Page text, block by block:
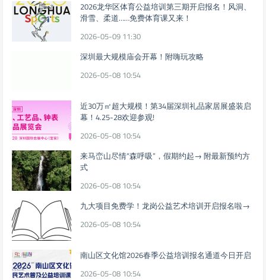
2026龙华区体育公益培训第三期开启报名！风洞、
滑雪、柔道……免费体育课又来！
2026-05-09 11:30
深圳最大规模庙会开幕！附嗨玩攻略
2026-05-08 10:54
近30万㎡超大规模！第34届深圳礼品家居展盛装启
幕！4.25-28欢迎参观!
2026-05-08 10:54
来马峦山尽情“森呼吸”，假期约起→ 附最新预约方
式
2026-05-08 10:54
九大项目免费学！龙岗公益艺术培训开启报名啦→
2026-05-08 10:54
南山区文化馆2026春季公益培训报名通道今日开启
2026-05-08 10:54